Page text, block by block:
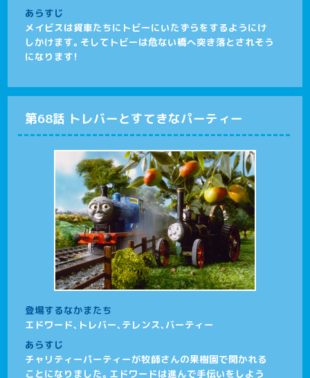
あらすじ
メイビスは貨車たちにトビーにいたずらをするようにけ
しかけます。そしてトビーは危ない橋へ突き落とされそう
になります！
第68話 トレバーとすてきなパーティー
登場するなかまたち
エドワード、トレバー、テレンス、バーティー
あらすじ
チャリティーパーティーが牧師さんの果樹園で開かれる
ことになりました。エドワードは進んで手伝いをしよう